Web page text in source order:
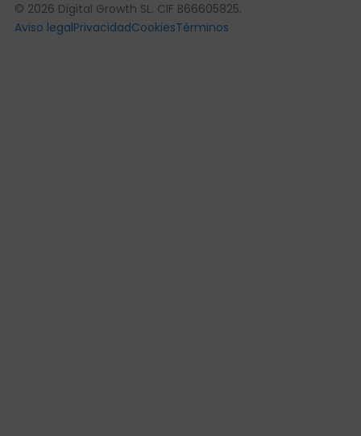
© 2026 Digital Growth SL. CIF B66605825.
Aviso legalPrivacidadCookiesTérminos